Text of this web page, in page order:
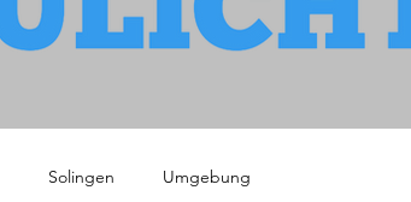
Solingen Umgebung